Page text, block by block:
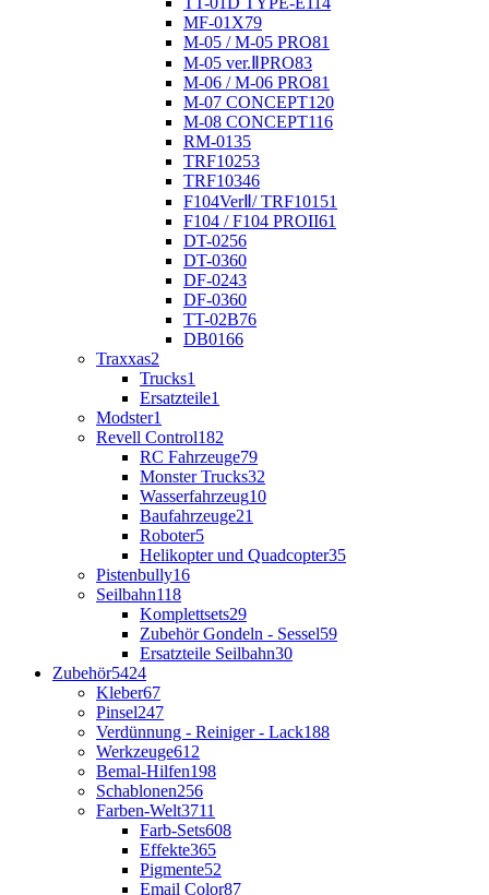
MF-01X79
M-05 / M-05 PRO81
M-05 ver.ⅡPRO83
M-06 / M-06 PRO81
M-07 CONCEPT120
M-08 CONCEPT116
RM-0135
TRF10253
TRF10346
F104VerⅡ/ TRF101 51
F104 / F104 PROII61
DT-0256
DT-0360
DF-0243
DF-0360
TT-02B76
DB0166
Traxxas2
Trucks1
Ersatzteile1
Modster1
Revell Control182
RC Fahrzeuge79
Monster Trucks32
Wasserfahrzeug10
Baufahrzeuge21
Roboter5
Helikopter und Quadcopter35
Pistenbully16
Seilbahn118
Komplettsets29
Zubehör Gondeln - Sessel59
Ersatzteile Seilbahn30
Zubehör5424
Kleber67
Pinsel247
Verdünnung - Reiniger - Lack188
Werkzeuge612
Bemal-Hilfen198
Schablonen256
Farben-Welt3711
Farb-Sets608
Effekte365
Pigmente52
Email Color87